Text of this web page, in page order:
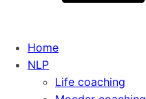
Home
NLP
Life coaching